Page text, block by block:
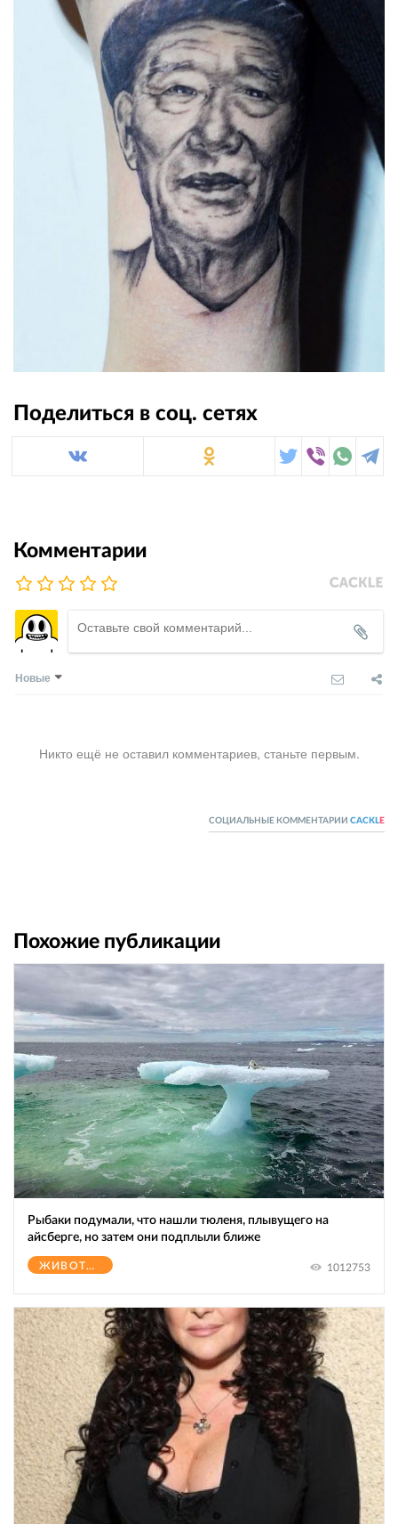
Поделиться в соц. сетях
Комментарии
Новые
Никто ещё не оставил комментариев, станьте первым.
СОЦИАЛЬНЫЕ КОММЕНТАРИИ CACKL E
Похожие публикации
Рыбаки подумали, что нашли тюленя, плывущего на
айсберге, но затем они подплыли ближе
ЖИВОТНЫЕ 1012753